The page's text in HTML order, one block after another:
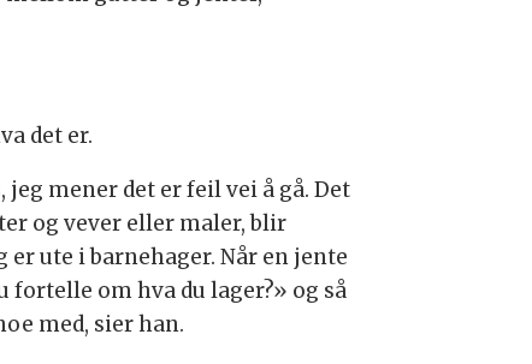
det er.
mener det er feil vei å gå. Det
og vever eller maler, blir
ute i barnehager. Når en jente
fortelle om hva du lager?» og så
med, sier han.